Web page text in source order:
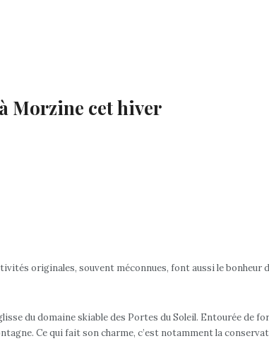
Morzine cet hiver
originales, souvent méconnues, font aussi le bonheur
du domaine skiable des Portes du Soleil. Entourée
Ce qui fait son charme, c’est notamment la